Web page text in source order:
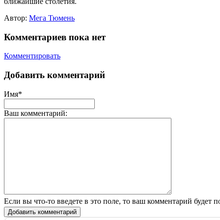
Автор: Мега Тюмень
Комментариев пока нет
Комментировать
Добавить комментарий
Имя*
Ваш комментарий:
Если вы что-то введете в это поле, то ваш комментарий будет
Добавить комментарий